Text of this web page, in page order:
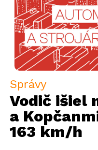
Správy
Vodič išiel
a
163 km/h